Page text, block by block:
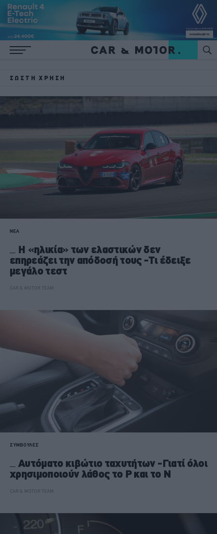
ΣΩΣΤΉ ΧΡΉΣΗ
ΝΕΑ
Η «ηλικία» των ελαστικών δεν
επηρεάζει την απόδοσή τους -Τι έδειξε
μεγάλο τεστ
CAR & MOTOR TEAM
ΣΥΜΒΟΥΛΕΣ
Αυτόματο κιβώτιο ταχυτήτων -Γιατί όλοι
χρησιμοποιούν λάθος το P και το N
CAR & MOTOR TEAM